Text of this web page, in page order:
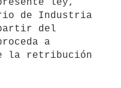
de Industria
del
a
la retribución